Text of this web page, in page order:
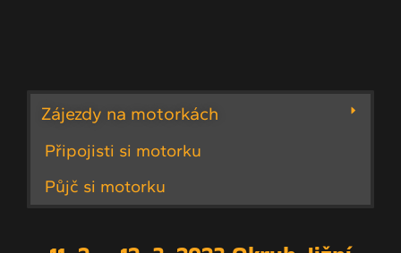
Zájezdy na motorkách
Připojisti si motorku
Půjč si motorku